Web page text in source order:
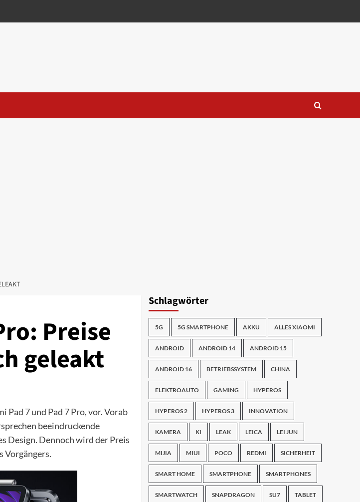
Preise
geleakt
Pad 7und Pad 7 Pro, vor. Vorab
beeindruckende
Design. Dennoch wird der Preis
Vorgängers.
Schlagwörter
5G 5G SMARTPHONE AKKU ALLES XIAOMI
ANDROID ANDROID 14 ANDROID 15
ANDROID 16 BETRIEBSSYSTEM CHINA
ELEKTROAUTO GAMING HYPEROS
HYPEROS 2 HYPEROS 3 INNOVATION
KAMERA KI LEAK LEICA LEI JUN
MIJIA MIUI POCO REDMI SICHERHEIT
SMART HOME SMARTPHONE SMARTPHONES
SMARTWATCH SNAPDRAGON SU7 TABLET